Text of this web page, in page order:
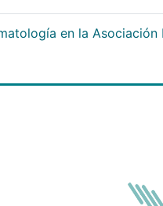
en la Asociación